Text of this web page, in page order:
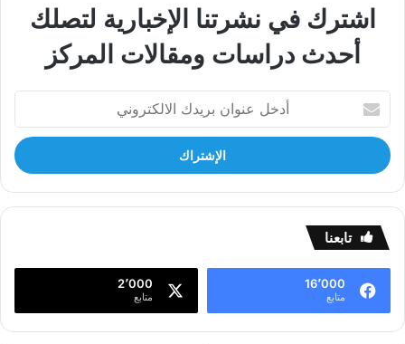
اشترك في نشرتنا الإخبارية لتصلك
أحدث دراسات ومقالات المركز
عنوان
بريدك
الالكتروني
تابعنا
16٬000
متابع
2٬000
متابع